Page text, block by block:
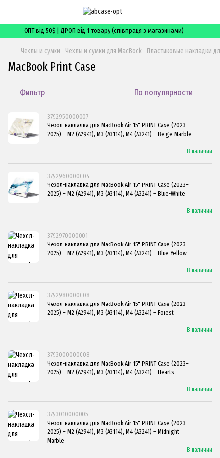
ОПТ від 50$ | ДРОП від 1 товару (співпраця з магазинами)
Чехлы и сумки Чехлы и сумки для MacBook Пластиковые накладки
MacBook Print Case
Фильтр По популярности
3792950000007
Чехол-накладка для MacBook Air 15" PRINT Case (2023–
2025) – M2 (A2941), M3 (A3114), M4 (A3241) – Beige Marble
В наличии
3792960000004
Чехол-накладка для MacBook Air 15" PRINT Case (2023–
2025) – M2 (A2941), M3 (A3114), M4 (A3241) – Blue-White
В наличии
3792970000001
Чехол-накладка для MacBook Air 15" PRINT Case (2023–
2025) – M2 (A2941), M3 (A3114), M4 (A3241) – Blue-Yellow
В наличии
3792980000008
Чехол-накладка для MacBook Air 15" PRINT Case (2023–
2025) – M2 (A2941), M3 (A3114), M4 (A3241) – Forest
В наличии
3793000000008
Чехол-накладка для MacBook Air 15" PRINT Case (2023–
2025) – M2 (A2941), M3 (A3114), M4 (A3241) – Hearts
В наличии
3793010000005
Чехол-накладка для MacBook Air 15" PRINT Case (2023–
2025) – M2 (A2941), M3 (A3114), M4 (A3241) – Midnight
Marble
В наличии